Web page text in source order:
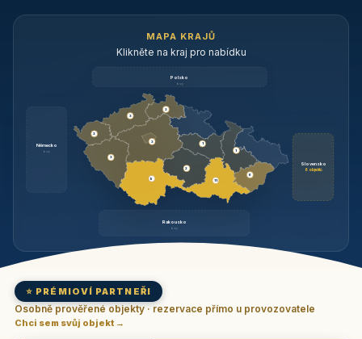
MAPA KRAJŮ
Klikněte na kraj pro nabídku
Polsko
brzy
Německo
brzy
Slovensko
6 objektů
Rakousko
brzy
3
9
3
3
3
3
1
2
11
1
6
⭐ PRÉMIOVÍ PARTNEŘI
Osobně prověřené objekty · rezervace přímo u provozovatele
Chci sem svůj objekt →